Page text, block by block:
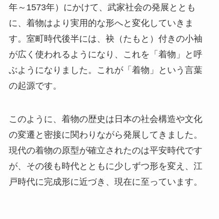
年～1573年）にかけて、武家社会の発展ととも
に、着物はより実用的な形へと変化していきま
す。室町時代後半には、袂（たもと）付きの小袖
が広く使われるようになり、これを「着物」と呼
ぶようになりました。これが「着物」という言葉
の起源です。
このように、着物の歴史は日本の社会構造や文化
の変遷と密接に関わりながら発展してきました。
現代の着物の原型が確立されたのは平安時代です
が、その後も時代とともに少しずつ形を変え、江
戸時代に完成形に近づき、現在に至っています。